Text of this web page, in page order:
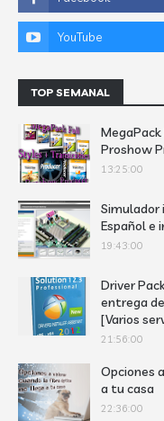
TOP SEMANAL
Proshow
13:25:00
Simulador
Español e
19:43:00
Driver
entrega
[Varios
21:56:00
Opciones
a tu casa
22:36:00